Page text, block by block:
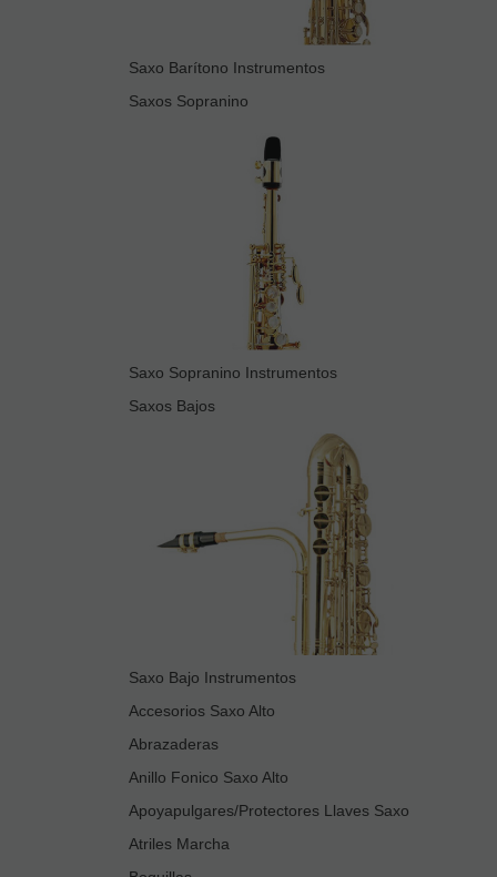
Saxo Barítono Instrumentos
Saxos Sopranino
Saxo Sopranino Instrumentos
Saxos Bajos
Saxo Bajo Instrumentos
Accesorios Saxo Alto
Abrazaderas
Anillo Fonico Saxo Alto
Apoyapulgares/Protectores Llaves Saxo
Atriles Marcha